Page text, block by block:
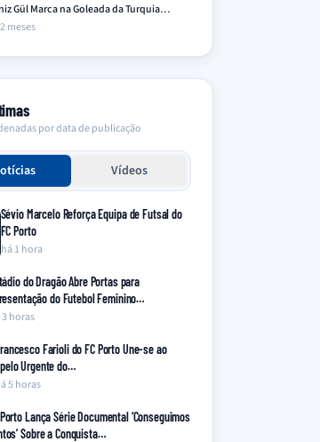
Gül Marca na Goleada da Turquia
meses
por data de publicação
Vídeos
Sévio Marcelo Reforça Equipa de Futsal do
FC Porto
há 1 hora
do Dragão Abre Portas para
do Futebol Feminino…
horas
Farioli do FC Porto Une-se ao
Urgente do…
5 horas
Lança Série Documental ‘Conseguimos
Sobre a Conquista…